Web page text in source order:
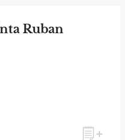
Ruban